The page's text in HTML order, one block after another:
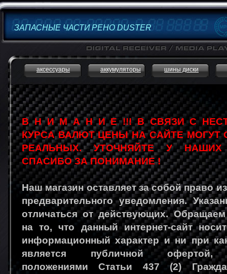
ЗАПАСНЫЕ ЧАСТИ РЕНО DUSTER
аксессуары аккумуляторы шины диски
В Н И М А Н И Е !!! В СВЯЗИ С
КУРСА ВАЛЮТ ЦЕНЫ НА САЙТЕ МОГУТ
РЕАЛЬНЫХ. УТОЧНЯЙТЕ У НАШИХ
СПАСИБО ЗА ПОНИМАНИЕ !
Наш магазин оставляет за собой право
предварительного уведомления.
отличаться от действующих.
на то, что данный интернет-сайт
информационный характер и ни при
является публичной офертой,
положениями Статьи 437 (2)